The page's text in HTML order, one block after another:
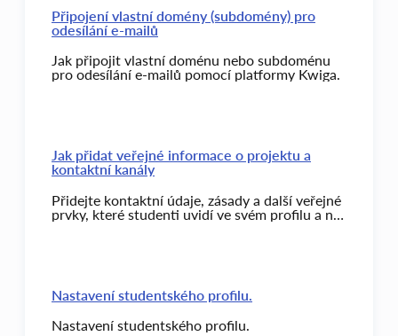
Připojení vlastní domény (subdomény) pro
odesílání e-mailů
Jak připojit vlastní doménu nebo subdoménu
pro odesílání e-mailů pomocí platformy Kwiga.
Jak přidat veřejné informace o projektu a
kontaktní kanály
Přidejte kontaktní údaje, zásady a další veřejné
prvky, které studenti uvidí ve svém profilu a na
Nastavení studentského profilu.
Nastavení studentského profilu.